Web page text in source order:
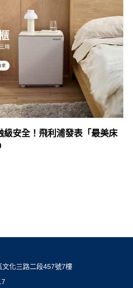
級安全！飛利浦發表「最美床
化三路二段457號7樓